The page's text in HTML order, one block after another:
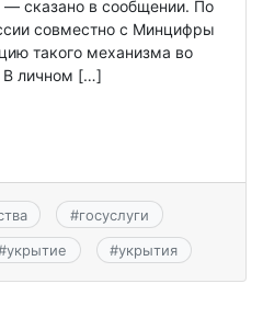
— сказано в сообщении. По
совместно с Минцифры
такого механизма во
В личном […]
#госуслуги
укрытие #укрытия